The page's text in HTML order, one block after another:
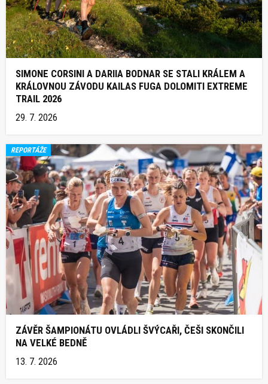
SIMONE CORSINI A DARIIA BODNAR SE STALI KRÁLEM A
KRÁLOVNOU ZÁVODU KAILAS FUGA DOLOMITI EXTREME
TRAIL 2026
29. 7. 2026
REPORTÁŽE
ZÁVĚR ŠAMPIONÁTU OVLÁDLI ŠVÝCAŘI, ČEŠI SKONČILI
NA VELKÉ BEDNĚ
13. 7. 2026